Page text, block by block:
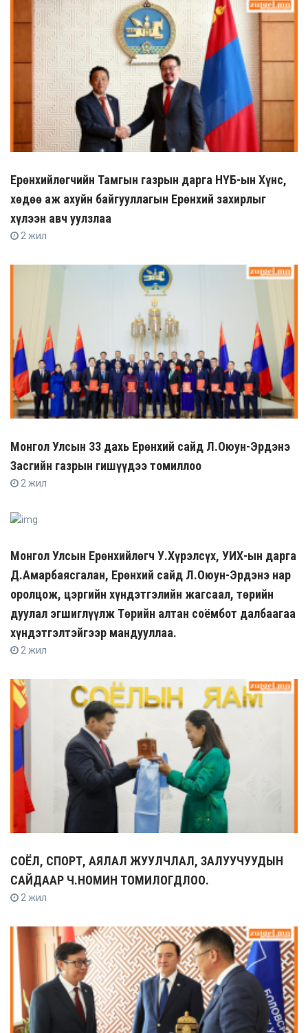
Ерөнхийлөгчийн Тамгын газрын дарга НҮБ-ын Хүнс,
хөдөө аж ахуйн байгууллагын Ерөнхий захирлыг
хүлээн авч уулзлаа
2 жил
Монгол Улсын 33 дахь Ерөнхий сайд Л.Оюун-Эрдэнэ
Засгийн газрын гишүүдээ томиллоо
2 жил
Монгол Улсын Ерөнхийлөгч У.Хүрэлсүх, УИХ-ын дарга
Д.Амарбаясгалан, Ерөнхий сайд Л.Оюун-Эрдэнэ нар
оролцож, цэргийн хүндэтгэлийн жагсаал, төрийн
дуулал эгшиглүүлж Төрийн алтан соёмбот далбаагаа
хүндэтгэлтэйгээр мандууллаа.
2 жил
СОЁЛ, СПОРТ, АЯЛАЛ ЖУУЛЧЛАЛ, ЗАЛУУЧУУДЫН
САЙДААР Ч.НОМИН ТОМИЛОГДЛОО.
2 жил